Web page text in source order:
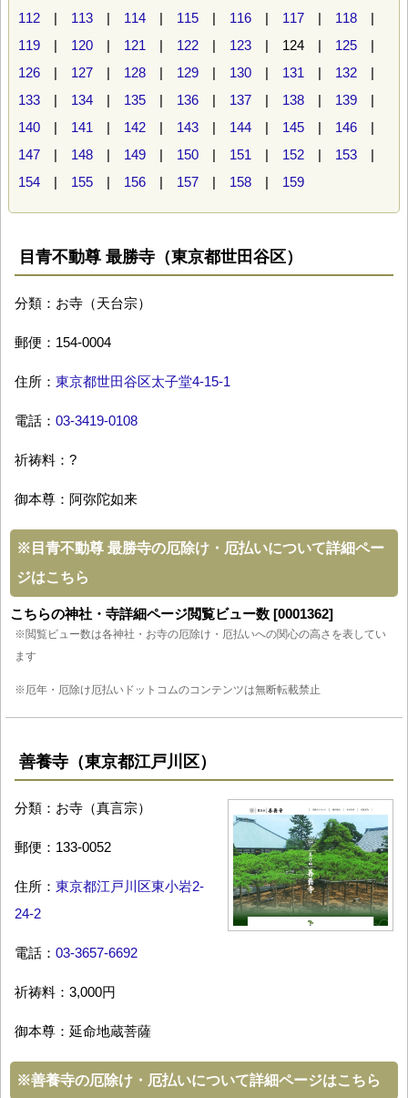
112 | 113 | 114 | 115 | 116 | 117 | 118 |
119 | 120 | 121 | 122 | 123 | 124 | 125 |
126 | 127 | 128 | 129 | 130 | 131 | 132 |
133 | 134 | 135 | 136 | 137 | 138 | 139 |
140 | 141 | 142 | 143 | 144 | 145 | 146 |
147 | 148 | 149 | 150 | 151 | 152 | 153 |
154 | 155 | 156 | 157 | 158 | 159
目青不動尊 最勝寺（東京都世田谷区）
分類：お寺（天台宗）
郵便：154-0004
住所： 東京都世田谷区太子堂4-15-1
電話： 03-3419-0108
祈祷料：?
御本尊：阿弥陀如来
※ 目青不動尊 最勝寺の厄除け・厄払いについて詳細ペー
ジはこちら
こちらの神社・寺詳細ページ閲覧ビュー数 [0001362]
※閲覧ビュー数は各神社・お寺の厄除け・厄払いへの関心の高さを表してい
ます
※厄年・厄除け厄払いドットコムのコンテンツは無断転載禁止
善養寺（東京都江戸川区）
分類：お寺（真言宗）
郵便：133-0052
住所： 東京都江戸川区東小岩2-
24-2
電話： 03-3657-6692
祈祷料：3,000円
御本尊：延命地蔵菩薩
※善養寺の厄除け・厄払いについて詳細ページはこちら